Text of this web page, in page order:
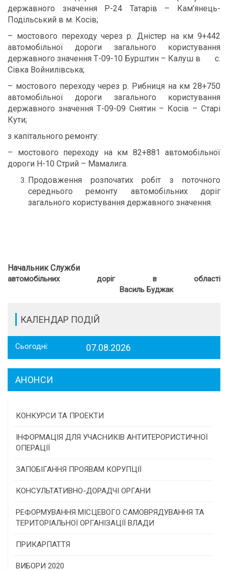
державного значення Р-24 Татарів – Кам’янець-
Подільський в м. Косів;
– мостового переходу через р. Дністер на км 9+442
автомобільної дороги загального користування
державного значення Т-09-10 Бурштин – Калуш в с.
Сівка Войнилівська;
– мостового переходу через р. Рибниця на км 28+750
автомобільної дороги загального користування
державного значення Т-09-09 Снятин – Косів – Старі
Кути;
з капітального ремонту:
– мостового переходу на км 82+881 автомобільної
дороги Н-10 Стрий – Мамалига.
Продовження розпочатих робіт з поточного
середнього ремонту автомобільних доріг
загального користування державного значення.
Начальник Служби
автомобільних доріг в області
Василь Буджак
КАЛЕНДАР ПОДІЙ
Сьогодні: 07.08.2026
АНОНСИ
КОНКУРСИ ТА ПРОЕКТИ
Конкурс проектів та програм місцевого
самоврядування
Конкурс інститутів громадянського суспільства
Програми/конкурси МТД
ІНФОРМАЦІЯ ДЛЯ УЧАСНИКІВ АНТИТЕРОРИСТИЧНОЇ
ОПЕРАЦІЇ
ЗАПОБІГАННЯ ПРОЯВАМ КОРУПЦІЇ
КОНСУЛЬТАТИВНО-ДОРАДЧІ ОРГАНИ
Консультативна рада
РЕФОРМУВАННЯ МІСЦЕВОГО САМОВРЯДУВАННЯ ТА
ТЕРИТОРІАЛЬНОЇ ОРГАНІЗАЦІЇ ВЛАДИ
ПРИКАРПАТТЯ
Історична довідка
ВИБОРИ 2020